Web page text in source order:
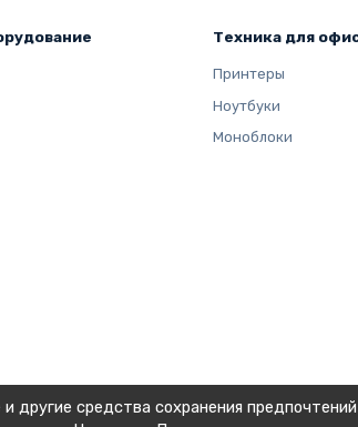
128 GB (32 GB x 4)
другие средства сохранения
Техника для
Принтеры
Ноутбуки
Моноблоки